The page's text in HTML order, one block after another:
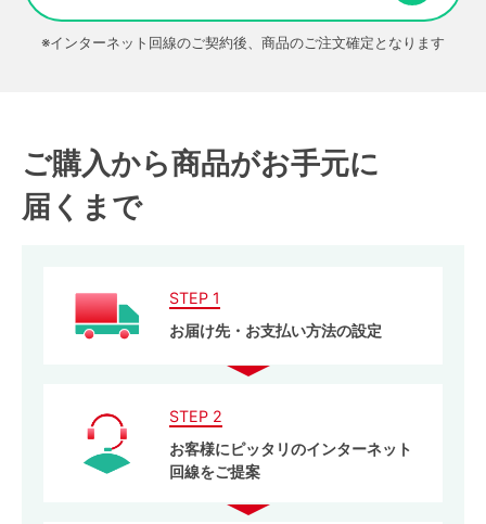
※インターネット回線のご契約後、商品のご注文確定となります
ご購入から商品がお手元に
届くまで
STEP 1
お届け先・お支払い方法の設定
STEP 2
お客様にピッタリのインターネット
回線をご提案